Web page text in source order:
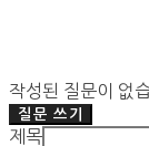
작성된 질문이 없
질문 쓰기
제목